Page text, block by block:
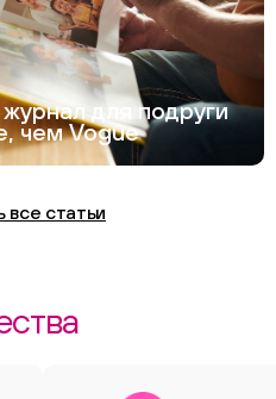
для подруги
чем Vogue
статьи